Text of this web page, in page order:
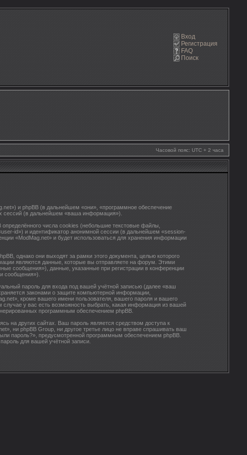
Вход
Регистрация
FAQ
Поиск
Часовой пояс: UTC + 2 часа
и phpBB (в дальнейшем «они», «программное обеспечение
сессий (в дальнейшем «ваша информация»).
числа cookies (небольшие текстовые файлы,
id») и идентификатор анонимной сессии (в дальнейшем «session-
«ModMag.net» и будет использоваться для хранения информации
однако они выходят за рамки этого документа, целью которого
являются данные, которые вы отправляете на форум. Этими
сообщения»), данные, указанные при регистрации в конференции
сообщения»).
пароль для входа под вашей учётной записью (далее «ваш
законами о защите компьютерной информации,
кроме вашего имени пользователя, вашего пароля и вашего
у вас есть возможность выбрать, какая информация из вашей
программным обеспечением phpBB.
на других сайтах. Ваш пароль является средством доступа к
ни phpBB Group, ни другое третье лицо не вправе спрашивать ваш
пароль?», предусмотренной программным обеспечением phpBB.
для вашей учётной записи.